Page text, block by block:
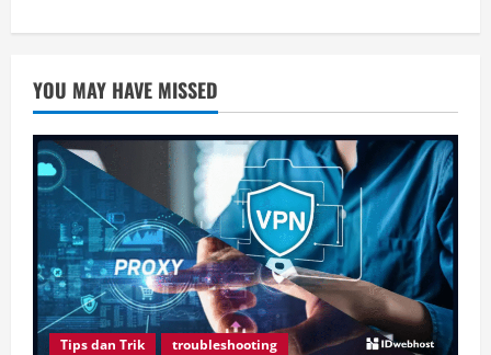
YOU MAY HAVE MISSED
Tips dan Trik troubleshooting